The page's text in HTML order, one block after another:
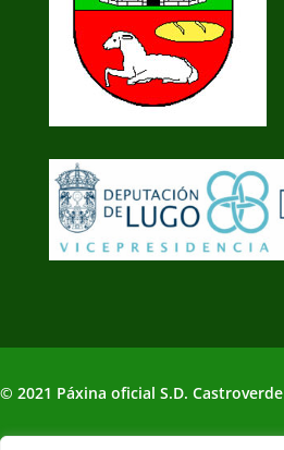
© 2021 Páxina oficial S.D. Castroverde